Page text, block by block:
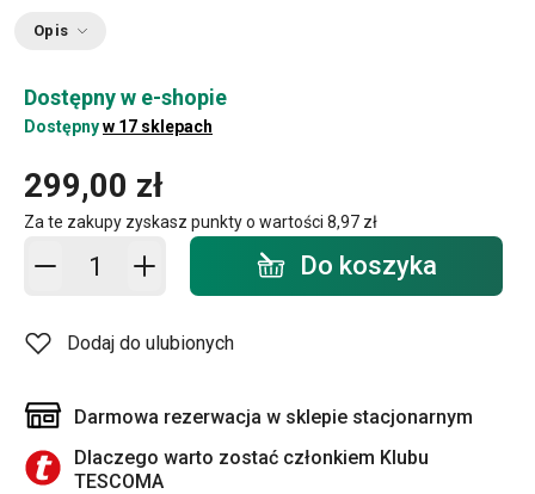
Opis
Dostępny w e-shopie
Dostępnyw 17 sklepach
299,00 zł
Za te zakupy zyskasz punkty o wartości 8,97 zł
Dodaj do koszyka - ilość Do koszyka
Dodaj do ulubionych
Darmowa rezerwacja w sklepie stacjonarnym
Dlaczego warto zostać członkiem Klubu
TESCOMA